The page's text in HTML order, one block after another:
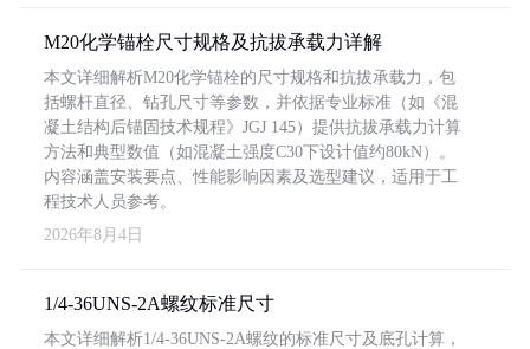
M20化学锚栓尺寸规格及抗拔承载力详解
本文详细解析M20化学锚栓的尺寸规格和抗拔承载力，包
括螺杆直径、钻孔尺寸等参数，并依据专业标准（如《混
凝土结构后锚固技术规程》JGJ 145）提供抗拔承载力计算
方法和典型数值（如混凝土强度C30下设计值约80kN）。
内容涵盖安装要点、性能影响因素及选型建议，适用于工
程技术人员参考。
2026年8月4日
1/4-36UNS-2A螺纹标准尺寸
本文详细解析1/4-36UNS-2A螺纹的标准尺寸及底孔计算，